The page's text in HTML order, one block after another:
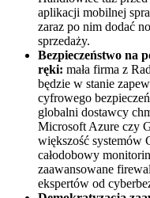
aplikacji mobilnej
zaraz po nim dodać
sprzedaży.
Bezpieczeństwo na
ręki: mała firma z
będzie w stanie
cyfrowego
globalni dostawcy
Microsoft Azure czy
większość systemów
całodobowy
zaawansowane
ekspertów od